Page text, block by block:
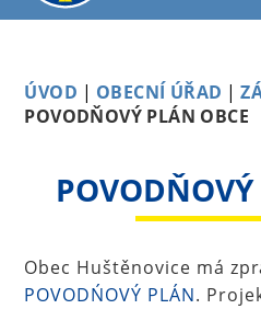
ÚVOD | OBECNÍ ÚŘAD |
POVODŇOVÝ PLÁN OBCE
Obec Huštěnovice má
POVODŃOVÝ PLÁN.